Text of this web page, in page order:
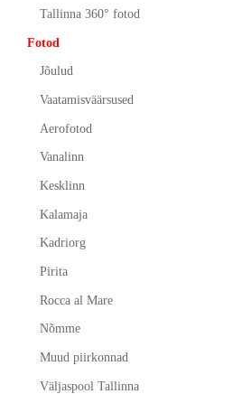
Tallinna 360° fotod
Fotod
Jõulud
Vaatamisväärsused
Aerofotod
Vanalinn
Kesklinn
Kalamaja
Kadriorg
Pirita
Rocca al Mare
Nõmme
Muud piirkonnad
Väljaspool Tallinna